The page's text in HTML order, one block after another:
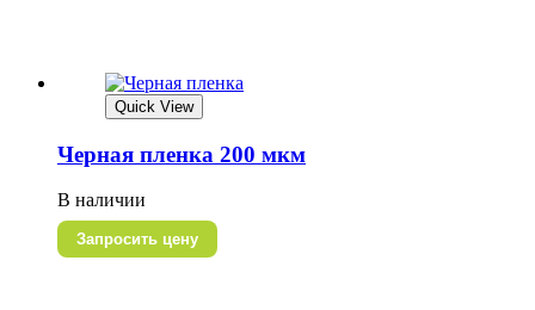
Quick View
Черная пленка 200 мкм
В наличии
Запросить цену